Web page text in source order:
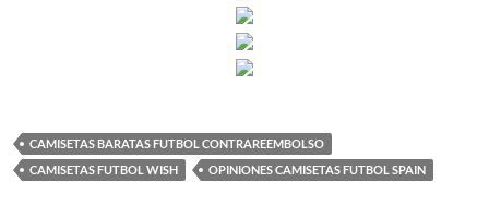
CAMISETAS BARATAS FUTBOL CONTRAREEMBOLSO
CAMISETAS FUTBOL WISH
OPINIONES CAMISETAS FUTBOL SPAIN